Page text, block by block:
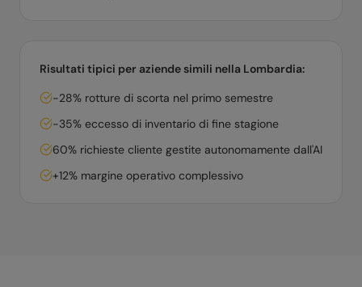
Risultati tipici per aziende simili nella Lombardia:
-28% rotture di scorta nel primo semestre
-35% eccesso di inventario di fine stagione
60% richieste cliente gestite autonomamente dall'AI
+12% margine operativo complessivo